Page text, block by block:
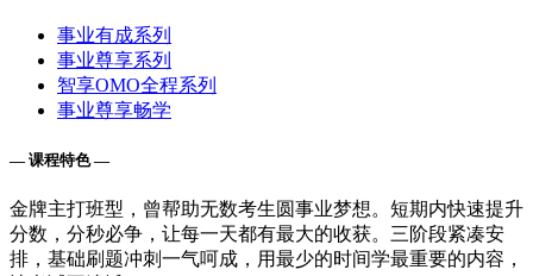
事业有成系列
事业尊享系列
智享OMO全程系列
事业尊享畅学
— 课程特色 —
金牌主打班型，曾帮助无数考生圆事业梦想。短期内快速提升
分数，分秒必争，让每一天都有最大的收获。三阶段紧凑安
排，基础刷题冲刺一气呵成，用最少的时间学最重要的内容，